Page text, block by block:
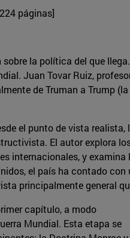
páginas]
la política del que
Juan Tovar Ruiz,
de Truman a Trump
el punto de vista
El autor explora
internacionales, y
el país ha contado
principalmente general
capítulo, a modo
Mundial. Esta etapa se